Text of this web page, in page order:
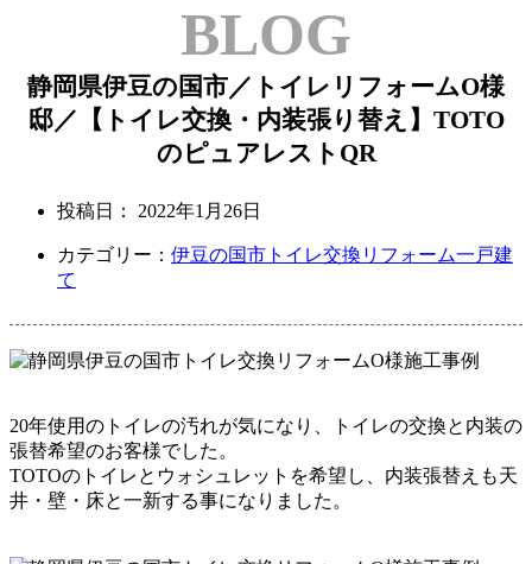
BLOG
静岡県伊豆の国市／トイレリフォームO様
邸／【トイレ交換・内装張り替え】TOTO
のピュアレストQR
投稿日： 2022年1月26日
カテゴリー： 伊豆の国市 トイレ交換リフォーム一戸建
て
20年使用のトイレの汚れが気になり、トイレの交換と内装の
張替希望のお客様でした。
TOTOのトイレとウォシュレットを希望し、内装張替えも天
井・壁・床と一新する事になりました。